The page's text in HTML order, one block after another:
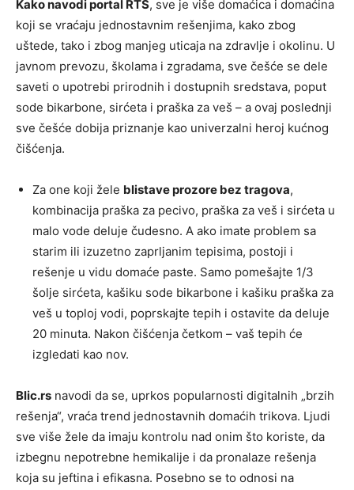
Kako navodi portal RTS, sve je više domaćica i domaćina
koji se vraćaju jednostavnim rešenjima, kako zbog
uštede, tako i zbog manjeg uticaja na zdravlje i okolinu. U
javnom prevozu, školama i zgradama, sve češće se dele
saveti o upotrebi prirodnih i dostupnih sredstava, poput
sode bikarbone, sirćeta i praška za veš – a ovaj poslednji
sve češće dobija priznanje kao univerzalni heroj kućnog
čišćenja.
Za one koji žele blistave prozore bez tragova,
kombinacija praška za pecivo, praška za veš i sirćeta u
malo vode deluje čudesno. A ako imate problem sa
starim ili izuzetno zaprljanim tepisima, postoji i
rešenje u vidu domaće paste. Samo pomešajte 1/3
šolje sirćeta, kašiku sode bikarbone i kašiku praška za
veš u toploj vodi, poprskajte tepih i ostavite da deluje
20 minuta. Nakon čišćenja četkom – vaš tepih će
izgledati kao nov.
Blic.rs navodi da se, uprkos popularnosti digitalnih „brzih
rešenja“, vraća trend jednostavnih domaćih trikova. Ljudi
sve više žele da imaju kontrolu nad onim što koriste, da
izbegnu nepotrebne hemikalije i da pronalaze rešenja
koja su jeftina i efikasna. Posebno se to odnosi na